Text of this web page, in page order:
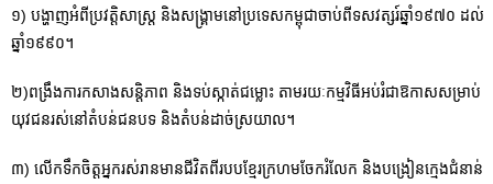
១) បង្ហាញអំពីប្រវត្តិសាស្ត្រ និងសង្គ្រាមនៅប្រទេសកម្ពុជាចាប់ពីទសវត្សរ៍ឆ្នាំ១៩៧០ ដល់
ឆ្នាំ១៩៩០។
២)ពង្រឹងការកសាងសន្តិភាព និងទប់ស្កាត់ជម្លោះ តាមរយៈកម្មវិធីអប់រំជាឱកាសសម្រាប់
យុវជនរស់នៅតំបន់ជនបទ និងតំបន់ដាច់ស្រយាល។
៣) លើកទឹកចិត្តអ្នករស់រានមានជីវិតពីរបបខ្មែរក្រហមចែករំលែក និងបង្រៀនក្មេងជំនាន់